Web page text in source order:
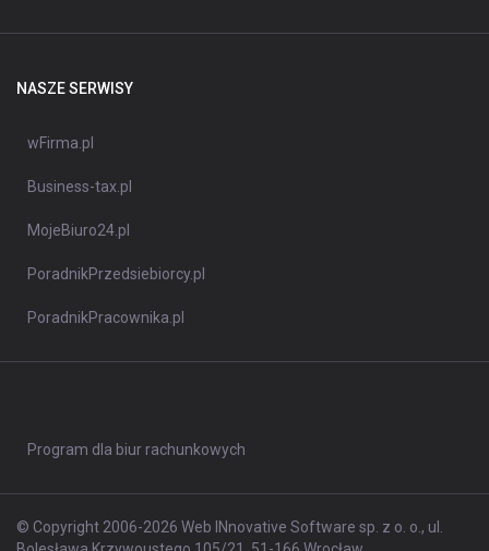
NASZE SERWISY
wFirma.pl
Business-tax.pl
MojeBiuro24.pl
PoradnikPrzedsiebiorcy.pl
PoradnikPracownika.pl
Program dla biur rachunkowych
© Copyright 2006-2026 Web INnovative Software sp. z o. o., ul.